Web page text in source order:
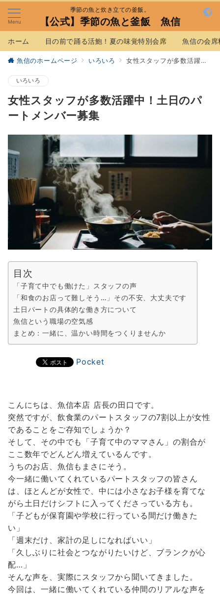
Menu
季節の魚と炊き立ての釜飯。
【公式】季節の魚と釜飯 魚信
ホーム 目の前で踊る活鮑！夏の味覚特別会席 魚信の会席
魚信のホームページ いろいろ 女性スタッフが多数活躍中！土日のパートメンバー募集
いろいろ
女性スタッフが多数活躍中！土日のパ
ートメンバー募集
目次
「子育て中でも働けた」スタッフの声
「和食のお店って難しそう…」その不安、大丈夫です
土日パートの具体的な働き方について
魚信という職場の空気感
まとめ：一緒に、温かい時間をつくりませんか
Pocket
こんにちは、魚信本店 店長の田口です。
突然ですが、飲食業のパートスタッフの7割以上が女性
であることをご存知でしょうか？
そして、その中でも「子育て中のママさん」の割合が
ここ数年でどんどん増えているんです。
うちのお店、魚信もまさにそう。
今一緒に働いてくれているパートスタッフの皆さん
は、ほとんどが女性で、中には小さなお子様を育てな
がら土日だけシフトに入ってくださっている方も。
「子どもが保育園や学校に行っている間だけ働きた
い」
「週末だけ、家計の足しになればいい」
「久しぶりに社会とつながりたいけど、ブランクが心
配…」
そんな声を、実際にスタッフから聞いてきました。
今回は、一緒に働いてくれている仲間のリアルな声を